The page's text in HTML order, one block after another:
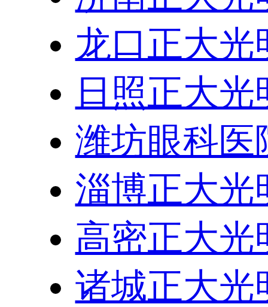
龙口正大光
日照正大
潍坊眼科医
淄博正大光
高密正大光
诸城正大光